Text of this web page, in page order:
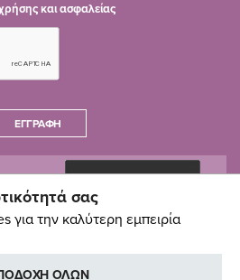
και ασφαλείας
ΕΓΓΡΑΦΉ
σας
για την καλύτερη εμπειρία
ΟΛΩΝ